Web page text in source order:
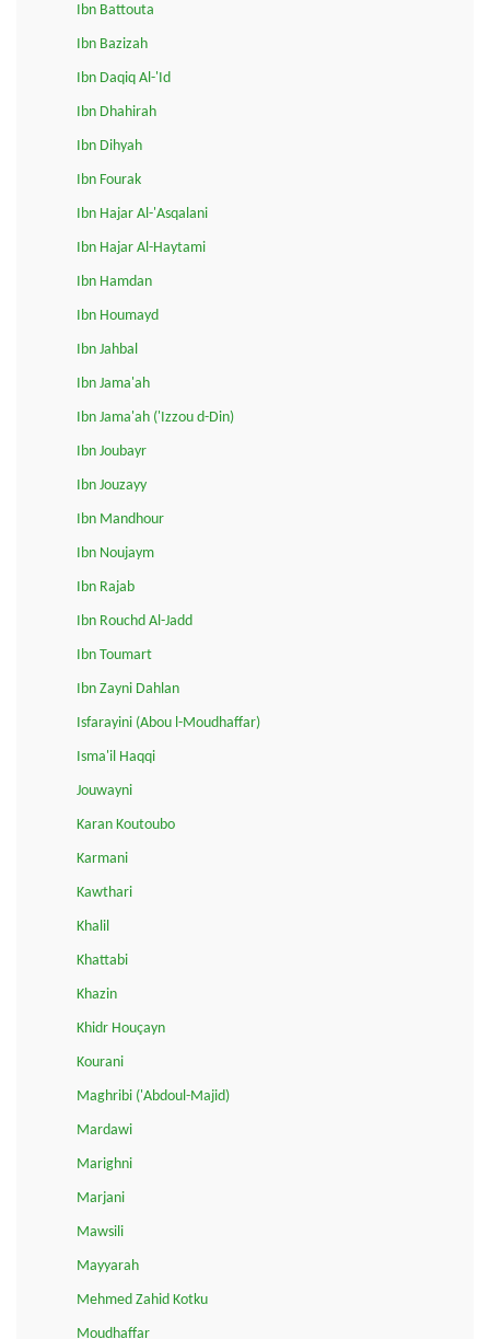
Ibn Battouta
Ibn Bazizah
Ibn Daqiq Al-'Id
Ibn Dhahirah
Ibn Dihyah
Ibn Fourak
Ibn Hajar Al-'Asqalani
Ibn Hajar Al-Haytami
Ibn Hamdan
Ibn Houmayd
Ibn Jahbal
Ibn Jama'ah
Ibn Jama'ah ('Izzou d-Din)
Ibn Joubayr
Ibn Jouzayy
Ibn Mandhour
Ibn Noujaym
Ibn Rajab
Ibn Rouchd Al-Jadd
Ibn Toumart
Ibn Zayni Dahlan
Isfarayini (Abou l-Moudhaffar)
Isma'il Haqqi
Jouwayni
Karan Koutoubo
Karmani
Kawthari
Khalil
Khattabi
Khazin
Khidr Houçayn
Kourani
Maghribi ('Abdoul-Majid)
Mardawi
Marighni
Marjani
Mawsili
Mayyarah
Mehmed Zahid Kotku
Moudhaffar